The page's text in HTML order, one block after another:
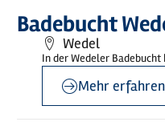
Badebucht
Wedel
In der Wedeler
Mehr
erfahren
Mehr erfahren